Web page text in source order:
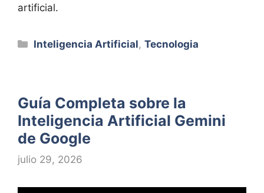
artificial.
Categorías
Inteligencia Artificial,Tecnologia
Guía Completa sobre la
Inteligencia Artificial Gemini
de Google
julio 29, 2026